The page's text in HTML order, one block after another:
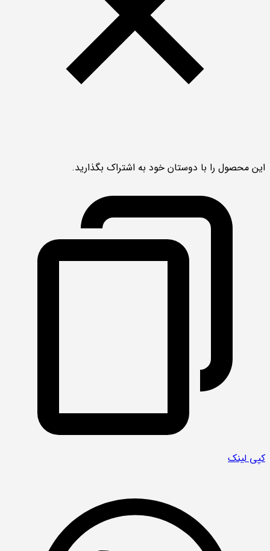
این محصول را با دوستان خود به اشتراک بگذارید.
کپی لینک